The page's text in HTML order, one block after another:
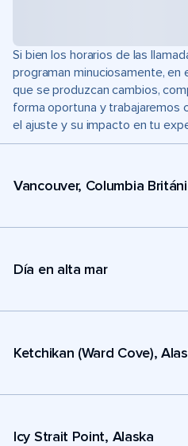
Si bien los horarios de las
programan minuciosamente,
que se produzcan cambios,
forma oportuna y trabajaremos
el ajuste y su impacto en tu
Vancouver, Columbia
Día en alta mar
Ketchikan (Ward Cove),
Icy Strait Point, Alaska